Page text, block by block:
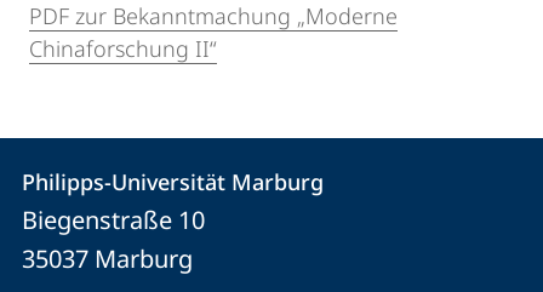
PDF zur Bekanntmachung „Moderne
Chinaforschung II“
Kontakt
und
Informationen
Kontaktinformationen
Philipps-
Universität
Marburg
Philipps-Universität Marburg
Biegenstraße 10
35037 Marburg